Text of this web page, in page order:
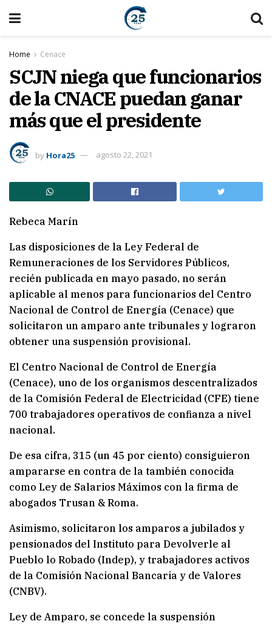
Home Cenace
SCJN niega que funcionarios
de la CNACE puedan ganar
más que el presidente
by Hora25 agosto 22, 2021
Rebeca Marín
Las disposiciones de la Ley Federal de
Remuneraciones de los Servidores Públicos,
recién publicada en mayo pasado, no serán
aplicable al menos para funcionarios del Centro
Nacional de Control de Energía (Cenace) que
solicitaron un amparo ante tribunales y lograron
obtener una suspensión provisional.
El Centro Nacional de Control de Energía
(Cenace), uno de los organismos descentralizados
de la Comisión Federal de Electricidad (CFE) tiene
700 trabajadores operativos de confianza a nivel
nacional.
De esa cifra, 315 (un 45 por ciento) consiguieron
ampararse en contra de la también conocida
como Ley de Salarios Máximos con la firma de
abogados Trusan & Roma.
Asimismo, solicitaron los amparos a jubilados y
pensionados del Instituto para Devolverle al
Pueblo lo Robado (Indep), y trabajadores activos
de la Comisión Nacional Bancaria y de Valores
(CNBV).
Ley de Amparo, se concede la suspensión